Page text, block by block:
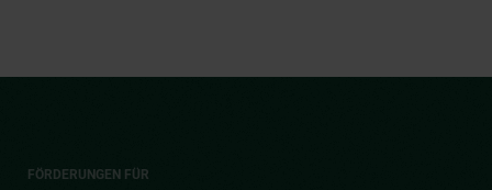
FÖRDERUNGEN FÜR